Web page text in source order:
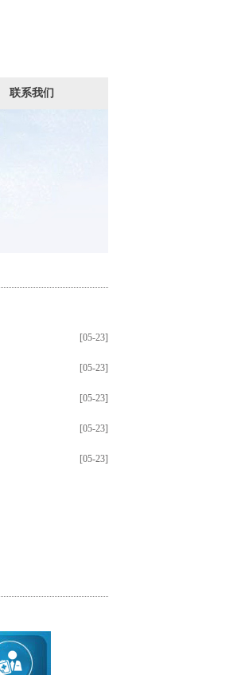
联系我们
[05-23]
[05-23]
[05-23]
[05-23]
[05-23]